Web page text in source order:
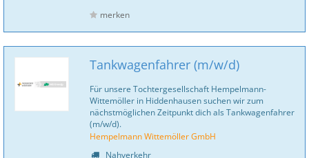
merken
Tankwagenfahrer (m/w/d)
Für unsere Tochtergesellschaft Hempelmann-
Wittemöller in Hiddenhausen suchen wir zum
nächstmöglichen Zeitpunkt dich als Tankwagenfahrer
(m/w/d).
Hempelmann Wittemöller GmbH
Nahverkehr